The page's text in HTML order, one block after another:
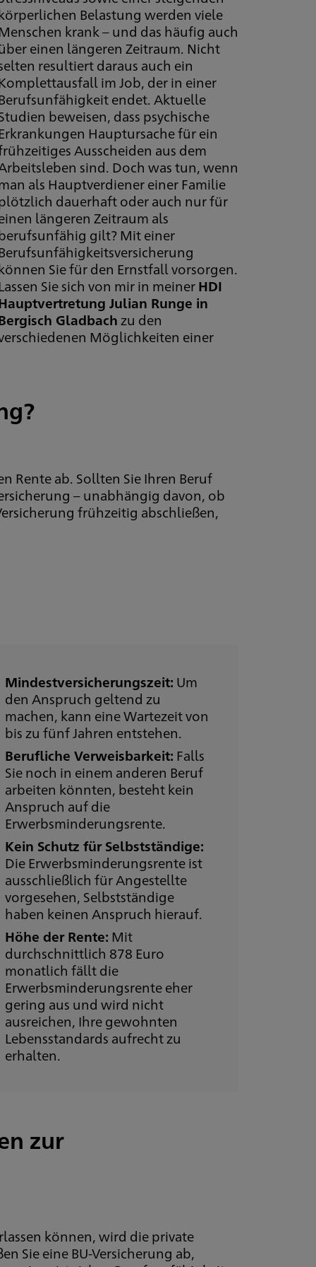
Belastung werden viele
krank – und das häufig auch
einen längeren Zeitraum. Nicht
resultiert daraus auch ein
im Job, der in einer
endet. Aktuelle
beweisen, dass psychische
Hauptursache für ein
Ausscheiden aus dem
sind. Doch was tun, wenn
als Hauptverdiener einer Familie
dauerhaft oder auch nur für
längeren Zeitraum als
gilt? Mit einer
Sie für den Ernstfall vorsorgen.
Sie sich von mir in meinerHDI
Julian Runge in
Gladbach zu den
Möglichkeiten einer
Rente ab. Sollten Sie Ihren Beruf
– unabhängig davon, ob
frühzeitig abschließen,
Mindestversicherungszeit: Um
den Anspruch geltend zu
machen, kann eine Wartezeit von
bis zu fünf Jahren entstehen.
Berufliche Verweisbarkeit: Falls
Sie noch in einem anderen Beruf
arbeiten könnten, besteht kein
Anspruch auf die
Erwerbsminderungsrente.
Kein Schutz für Selbstständige:
Die Erwerbsminderungsrente ist
ausschließlich für Angestellte
vorgesehen, Selbstständige
haben keinen Anspruch hierauf.
Höhe der Rente: Mit
durchschnittlich 878 Euro
monatlich fällt die
Erwerbsminderungsrente eher
gering aus und wird nicht
ausreichen, Ihre gewohnten
Lebensstandards aufrecht zu
erhalten.
zur
können, wird die private
Sie eine BU-Versicherung ab,